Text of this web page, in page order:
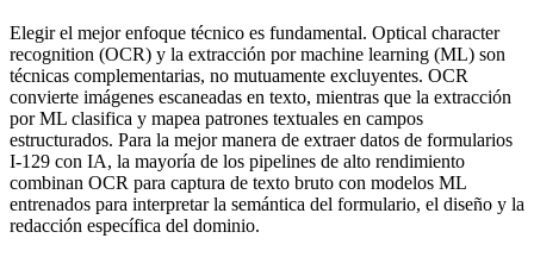
Elegir el mejor enfoque técnico es fundamental. Optical character
recognition (OCR) y la extracción por machine learning (ML) son
técnicas complementarias, no mutuamente excluyentes. OCR
convierte imágenes escaneadas en texto, mientras que la extracción
por ML clasifica y mapea patrones textuales en campos
estructurados. Para la mejor manera de extraer datos de formularios
I-129 con IA, la mayoría de los pipelines de alto rendimiento
combinan OCR para captura de texto bruto con modelos ML
entrenados para interpretar la semántica del formulario, el diseño y la
redacción específica del dominio.